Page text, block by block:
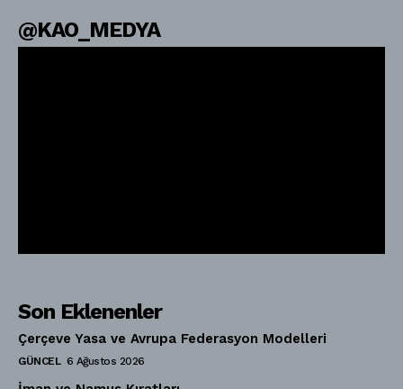
@KAO_MEDYA
Son Eklenenler
Çerçeve Yasa ve Avrupa Federasyon Modelleri
GÜNCEL 6 Ağustos 2026